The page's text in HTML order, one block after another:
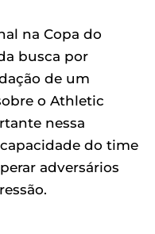
na Copa do
busca por
de um
o Athletic
nessa
do time
adversários